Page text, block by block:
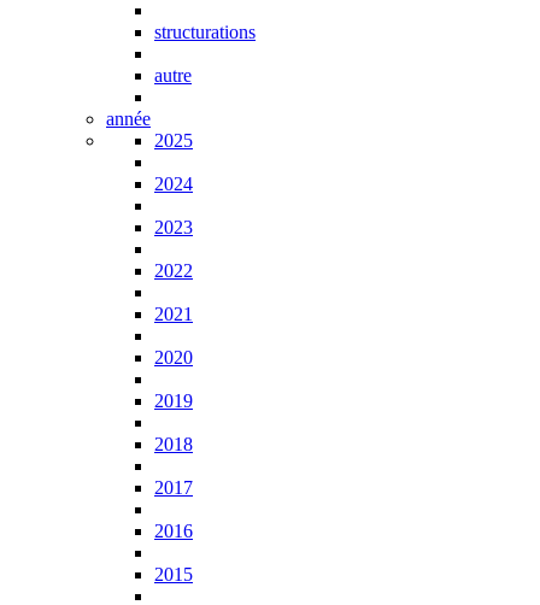
structurations
autre
année
2025
2024
2023
2022
2021
2020
2019
2018
2017
2016
2015